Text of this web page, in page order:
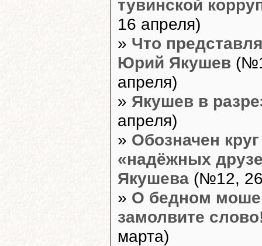
тувинской
16 апреля)
» Что
Юрий Якушев
апреля)
» Якушев в
апреля)
» Обозначен круг
«надёжных
Якушева (№12,
» О бедном
замолвите
марта)